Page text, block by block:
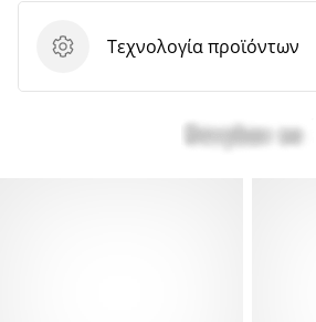
Τεχνολογία προϊόντων
Τεχνολογία προϊόντων